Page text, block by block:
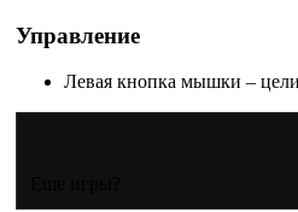
Управление
Левая кнопка мышки –